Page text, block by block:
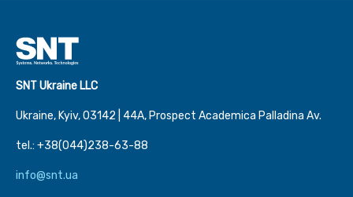
SNT Ukraine LLC
Ukraine, Kyiv, 03142 | 44А, Prospect Academica Palladina Av.
tel.: +38(044)238-63-88
info@snt.ua